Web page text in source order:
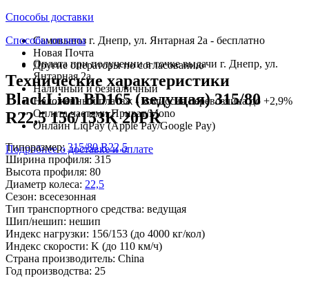
Способы доставки
Самовывоз г. Днепр, ул. Янтарная 2а - бесплатно
Новая Почта
Другие операторы по согласованию
Способы оплаты
Оплата при получении в точке выдачи г. Днепр, ул.
Янтарная 2а
Наличный и безналичный
Наложенный платеж - комиссия перевозчика до +2,9%
Оплата частями Приват/Mono
Онлайн LiqPay (Apple Pay/Google Pay)
Подробнее о доставке и оплате
Технические характеристики
BlackLion BD165 (ведущая) 315/80
R22,5 156/153K 20PR
Типоразмер:315/80 R22,5
Ширина профиля: 315
Высота профиля: 80
Диаметр колеса: 22,5
Сезон: всесезонная
Тип транспортного средства: ведущая
Шип/нешип: нешип
Индекс нагрузки: 156/153 (до 4000 кг/кол)
Индекс скорости: K (до 110 км/ч)
Страна производитель: China
Год производства: 25